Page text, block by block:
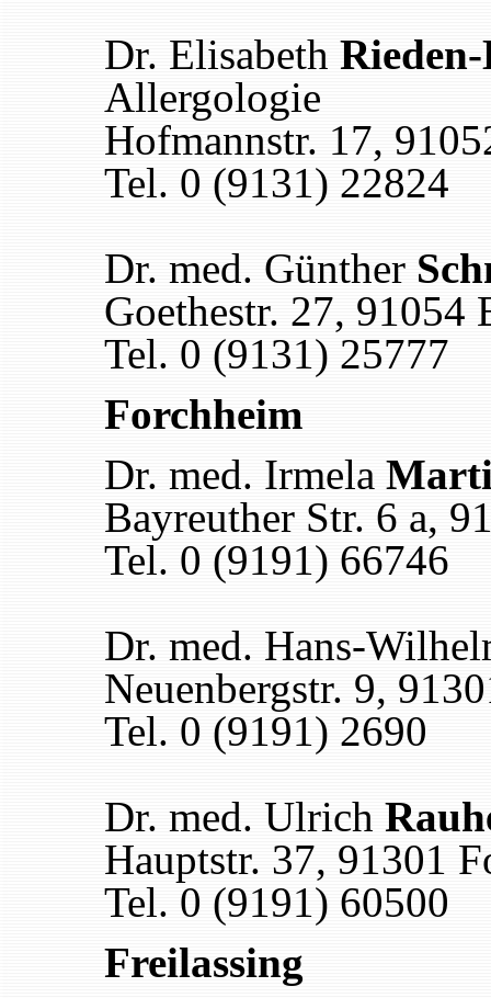
Dr. Elisabeth
Allergologie
Hofmannstr. 17,
Tel. 0 (9131) 22824
Dr. med. Günther
Goethestr. 27, 91054
Tel. 0 (9131) 25777
Forchheim
Dr. med. Irmela
Bayreuther Str. 6 a,
Tel. 0 (9191) 66746
Dr. med. Hans-
Neuenbergstr. 9,
Tel. 0 (9191) 2690
Dr. med. Ulrich
Hauptstr. 37, 91301
Tel. 0 (9191) 60500
Freilassing